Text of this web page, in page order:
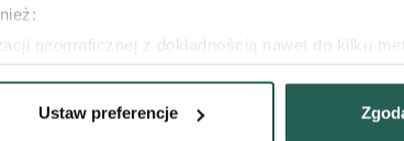
geograficznej z dokładnością nawet do kilku
analizując charakteryzującego je zbiory danych
dane są przetwarzane oraz ustaw własne
Ustaw preferencje